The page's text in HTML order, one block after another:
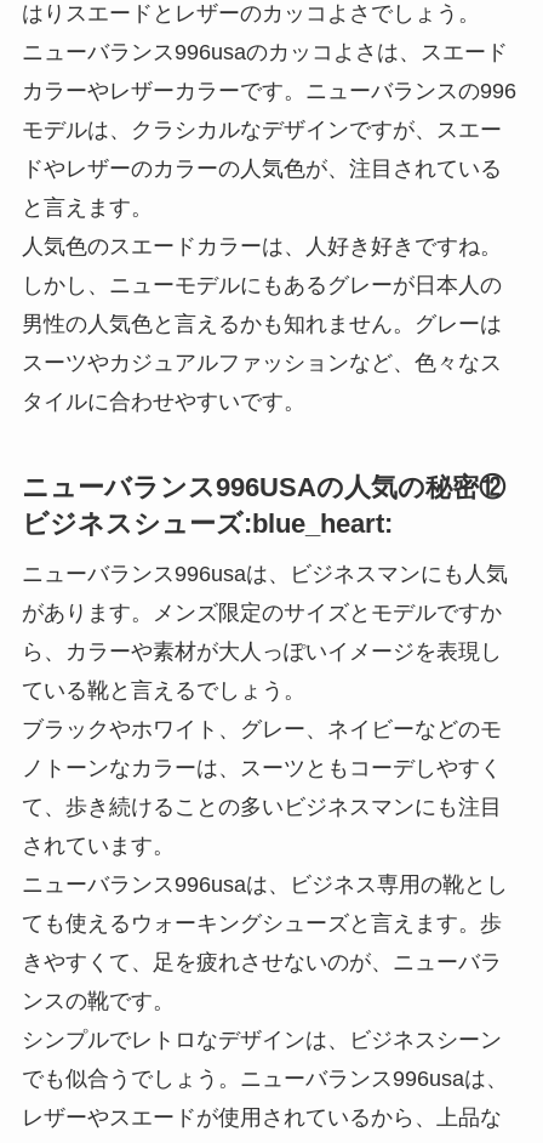
はりスエードとレザーのカッコよさでしょう。
ニューバランス996usaのカッコよさは、スエード
カラーやレザーカラーです。ニューバランスの996
モデルは、クラシカルなデザインですが、スエー
ドやレザーのカラーの人気色が、注目されている
と言えます。
人気色のスエードカラーは、人好き好きですね。
しかし、ニューモデルにもあるグレーが日本人の
男性の人気色と言えるかも知れません。グレーは
スーツやカジュアルファッションなど、色々なス
タイルに合わせやすいです。
ニューバランス996USAの人気の秘密⑫
ビジネスシューズ:blue_heart:
ニューバランス996usaは、ビジネスマンにも人気
があります。メンズ限定のサイズとモデルですか
ら、カラーや素材が大人っぽいイメージを表現し
ている靴と言えるでしょう。
ブラックやホワイト、グレー、ネイビーなどのモ
ノトーンなカラーは、スーツともコーデしやすく
て、歩き続けることの多いビジネスマンにも注目
されています。
ニューバランス996usaは、ビジネス専用の靴とし
ても使えるウォーキングシューズと言えます。歩
きやすくて、足を疲れさせないのが、ニューバラ
ンスの靴です。
シンプルでレトロなデザインは、ビジネスシーン
でも似合うでしょう。ニューバランス996usaは、
レザーやスエードが使用されているから、上品な